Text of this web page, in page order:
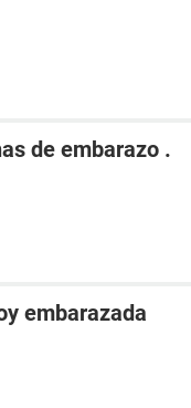
de embarazo .
embarazada